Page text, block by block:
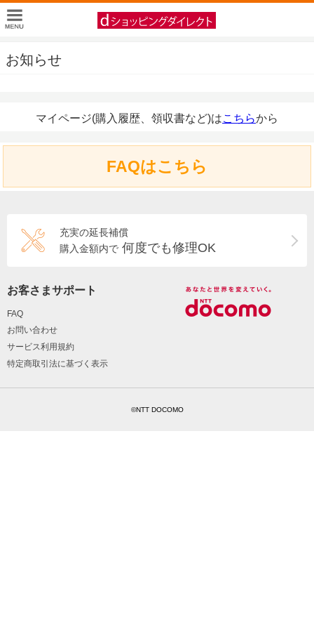
お知らせ
マイページ(購入履歴、領収書など)はこちらから
FAQはこちら
充実の延長補償
購入金額内で 何度でも修理OK
お客さまサポート
FAQ
お問い合わせ
サービス利用規約
特定商取引法に基づく表示
©NTT DOCOMO